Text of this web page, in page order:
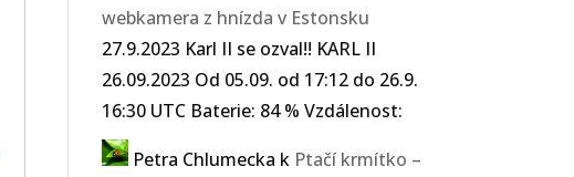
webkamera z hnízda v Estonsku
27.9.2023 Karl II se ozval!! KARL II
26.09.2023 Od 05.09. od 17:12 do 26.9.
16:30 UTC Baterie: 84 % Vzdálenost:
Petra Chlumecka k Ptačí krmítko –